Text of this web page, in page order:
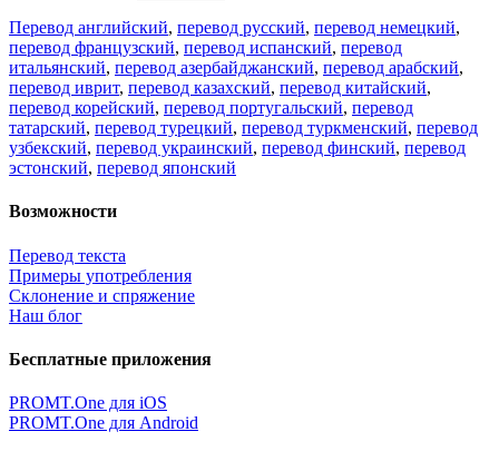
Перевод английский, перевод русский, перевод немецкий,
перевод французский, перевод испанский, перевод
итальянский, перевод азербайджанский, перевод арабский,
перевод иврит, перевод казахский, перевод китайский,
перевод корейский, перевод португальский, перевод
татарский, перевод турецкий, перевод туркменский, перевод
узбекский, перевод украинский, перевод финский, перевод
эстонский, перевод японский
Возможности
Перевод текста
Примеры употребления
Склонение и спряжение
Наш блог
Бесплатные приложения
PROMT.One для iOS
PROMT.One для Android